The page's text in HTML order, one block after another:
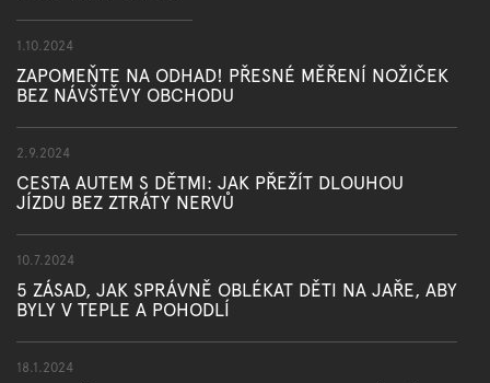
1.10.2024
ZAPOMEŇTE NA ODHAD! PŘESNÉ MĚŘENÍ NOŽIČEK
BEZ NÁVŠTĚVY OBCHODU
2.9.2024
CESTA AUTEM S DĚTMI: JAK PŘEŽÍT DLOUHOU
JÍZDU BEZ ZTRÁTY NERVŮ
10.7.2024
5 ZÁSAD, JAK SPRÁVNĚ OBLÉKAT DĚTI NA JAŘE, ABY
BYLY V TEPLE A POHODLÍ
18.1.2024